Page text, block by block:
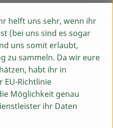
helft uns sehr, wenn ihr
(bei uns sind es sogar
uns somit erlaubt,
zu sammeln. Da wir eure
habt ihr in
Richtlinie
Möglichkeit genau
ihr Daten